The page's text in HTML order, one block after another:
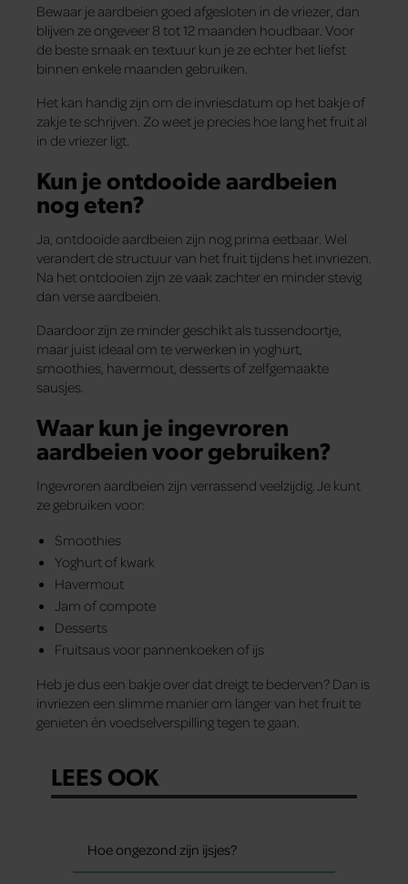
Bewaar je aardbeien goed afgesloten in de vriezer, dan
blijven ze ongeveer 8 tot 12 maanden houdbaar. Voor
de beste smaak en textuur kun je ze echter het liefst
binnen enkele maanden gebruiken.
Het kan handig zijn om de invriesdatum op het bakje of
zakje te schrijven. Zo weet je precies hoe lang het fruit al
in de vriezer ligt.
Kun je ontdooide aardbeien
nog eten?
Ja, ontdooide aardbeien zijn nog prima eetbaar. Wel
verandert de structuur van het fruit tijdens het invriezen.
Na het ontdooien zijn ze vaak zachter en minder stevig
dan verse aardbeien.
Daardoor zijn ze minder geschikt als tussendoortje,
maar juist ideaal om te verwerken in yoghurt,
smoothies, havermout, desserts of zelfgemaakte
sausjes.
Waar kun je ingevroren
aardbeien voor gebruiken?
Ingevroren aardbeien zijn verrassend veelzijdig. Je kunt
ze gebruiken voor:
Smoothies
Yoghurt of kwark
Havermout
Jam of compote
Desserts
Fruitsaus voor pannenkoeken of ijs
Heb je dus een bakje over dat dreigt te bederven? Dan is
invriezen een slimme manier om langer van het fruit te
genieten én voedselverspilling tegen te gaan.
LEES OOK
Hoe ongezond zijn ijsjes?